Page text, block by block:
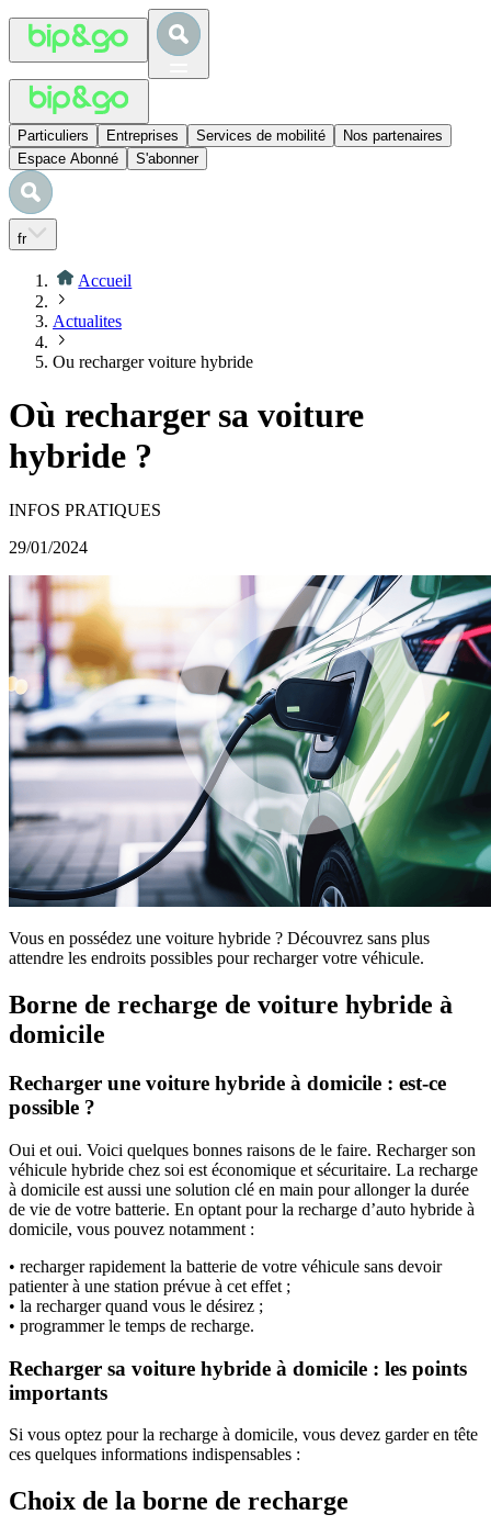
Particuliers Entreprises Services de mobilité
Nos partenaires
Espace Abonné
S'abonner
fr
Accueil
Actualites
Ou recharger voiture hybride
Où recharger sa voiture
hybride ?
INFOS PRATIQUES
29/01/2024
Vous en possédez une voiture hybride ? Découvrez sans plus
attendre les endroits possibles pour recharger votre véhicule.
Borne de recharge de voiture hybride à
domicile
Recharger une voiture hybride à domicile : est-ce
possible ?
Oui et oui. Voici quelques bonnes raisons de le faire. Recharger son
véhicule hybride chez soi est économique et sécuritaire. La recharge
à domicile est aussi une solution clé en main pour allonger la durée
de vie de votre batterie. En optant pour la recharge d’auto hybride à
domicile, vous pouvez notamment :
• recharger rapidement la batterie de votre véhicule sans devoir
patienter à une station prévue à cet effet ;
• la recharger quand vous le désirez ;
• programmer le temps de recharge.
Recharger sa voiture hybride à domicile : les points
importants
Si vous optez pour la recharge à domicile, vous devez garder en tête
ces quelques informations indispensables :
Choix de la borne de recharge